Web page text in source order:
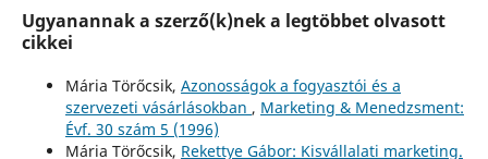
Ugyanannak a szerző(k)nek a legtöbbet olvasott
cikkei
Mária Törőcsik, Azonosságok a fogyasztói és a
szervezeti vásárlásokban , Marketing & Menedzsment:
Évf. 30 szám 5 (1996)
Mária Törőcsik, Rekettye Gábor: Kisvállalati marketing.